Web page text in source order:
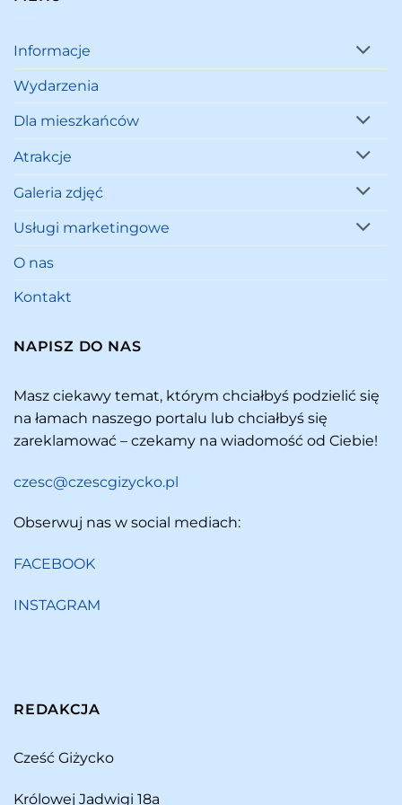
Informacje
Wydarzenia
Dla mieszkańców
Atrakcje
Galeria zdjęć
Usługi marketingowe
O nas
Kontakt
NAPISZ DO NAS
Masz ciekawy temat, którym chciałbyś podzielić się
na łamach naszego portalu lub chciałbyś się
zareklamować – czekamy na wiadomość od Ciebie!
czesc@czescgizycko.pl
Obserwuj nas w social mediach:
FACEBOOK
INSTAGRAM
REDAKCJA
Cześć Giżycko
Królowej Jadwigi 18a